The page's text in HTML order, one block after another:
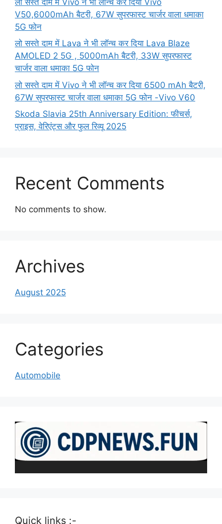
V50,6000mAh बैटरी, 67W सुपरफास्ट चार्जर वाला धमाका
5G फोन
लो सस्ते दाम में Lava ने भी लॉन्च कर दिया Lava Blaze
AMOLED 2 5G , 5000mAh बैटरी, 33W सुपरफास्ट
चार्जर वाला धमाका 5G फोन
लो सस्ते दाम में Vivo ने भी लॉन्च कर दिया 6500 mAh बैटरी,
67W सुपरफास्ट चार्जर वाला धमाका 5G फोन -Vivo V60
Skoda Slavia 25th Anniversary Edition: फीचर्स,
प्राइस, वेरिएंट्स और फुल रिव्यू 2025
Recent Comments
No comments to show.
Archives
August 2025
Categories
Automobile
Quick links :-